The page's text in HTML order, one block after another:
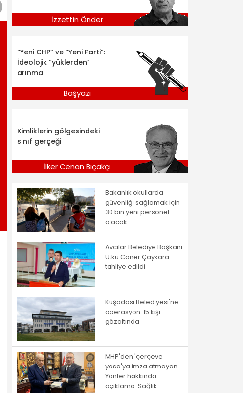
İzzettin Önder
“Yeni CHP” ve “Yeni Parti”:
İdeolojik “yüklerden”
arınma
Başyazı
Kimliklerin gölgesindeki
sınıf gerçeği
İlker Cenan Bıçakçı
Bakanlık okullarda
güvenliği sağlamak için
30 bin yeni personel
alacak
Avcılar Belediye Başkanı
Utku Caner Çaykara
tahliye edildi
Kuşadası Belediyesi'ne
operasyon: 15 kişi
gözaltında
MHP'den 'çerçeve
yasa'ya imza atmayan
Yönter hakkında
açıklama: Sağlık